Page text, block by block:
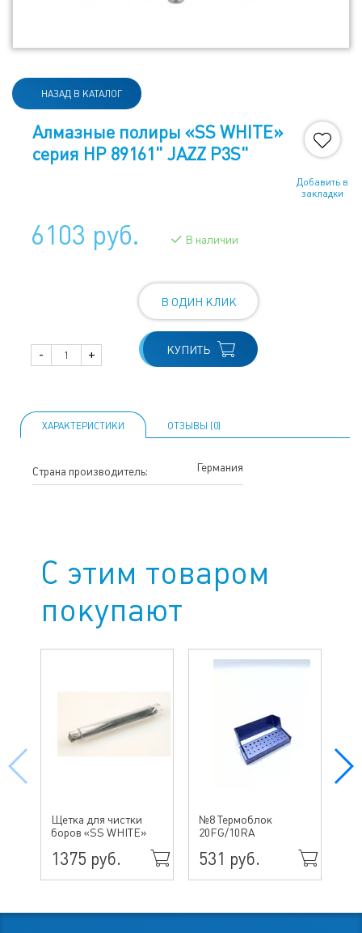
НАЗАД В КАТАЛОГ
Алмазные полиры «SS WHITE»
серия HP 89161" JAZZ P3S"
Добавить в
закладки
6103 руб. В наличии
- +
В ОДИН КЛИК
КУПИТЬ
ХАРАКТЕРИСТИКИ ОТЗЫВЫ (0)
Страна производитель: Германия
С этим товаром
покупают
Щетка для чистки
боров «SS WHITE»
1375 руб.
№8 Термоблок
20FG/10RA
531 руб.